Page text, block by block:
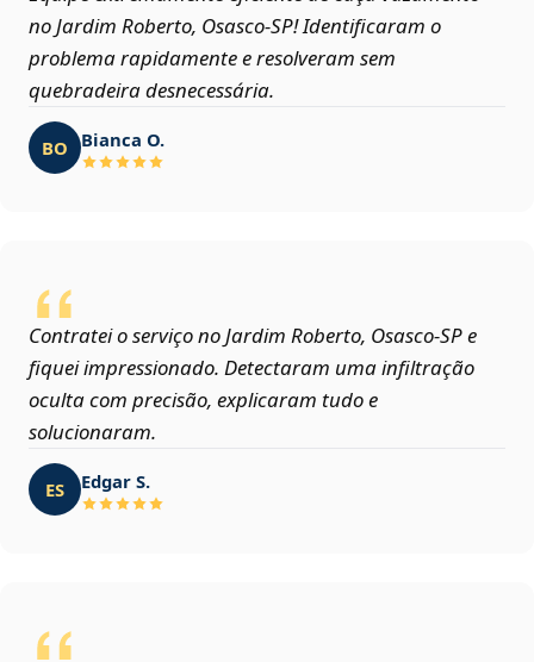
no Jardim Roberto, Osasco‑SP! Identificaram o
problema rapidamente e resolveram sem
quebradeira desnecessária.
BO Bianca O.
Contratei o serviço no Jardim Roberto, Osasco‑SP e
fiquei impressionado. Detectaram uma infiltração
oculta com precisão, explicaram tudo e
solucionaram.
ES Edgar S.